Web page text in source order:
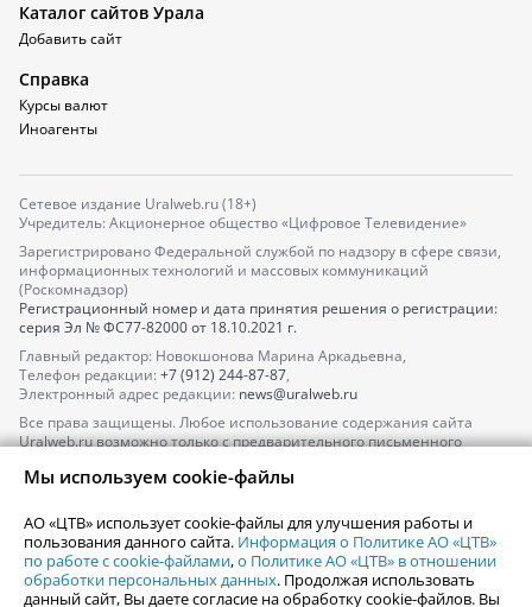
Каталог сайтов Урала
Добавить сайт
Справка
Курсы валют
Иноагенты
Сетевое издание Uralweb.ru (18+)
Учредитель: Акционерное общество «Цифровое Телевидение»
Зарегистрировано Федеральной службой по надзору в сфере связи,
информационных технологий и массовых коммуникаций
(Роскомнадзор)
Регистрационный номер и дата принятия решения о регистрации:
серия Эл № ФС77-82000от 18.10.2021 г.
Главный редактор: Новокшонова Марина Аркадьевна,
Телефон редакции: +7 (912) 244-87-87,
Электронный адрес редакции: news@uralweb.ru
Все права защищены. Любое использование содержания сайта
Uralweb.ru возможно только с предварительного письменного
По вопросам размещения рекламы обращайтесь по тел.
По вопросам размещения информации в разделе «Афиша»
afisha@uralweb.ru
Пользовательское соглашение на использование сайта
Мы используем cookie-файлы
АО «ЦТВ» использует cookie-файлы для улучшения работы и
пользования данного сайта. Информация о Политике АО «ЦТВ»
по работе с cookie-файлами,о Политике АО «ЦТВ» в отношении
обработки персональных данных. Продолжая использовать
данный сайт, Вы даете согласие на обработку cookie-файлов. Вы